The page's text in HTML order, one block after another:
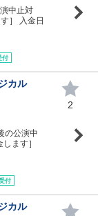
中止対
］ 入金日
付
カル
の公演中
ます］
付
2
カル